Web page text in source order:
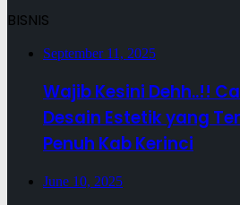
BISNIS
September 11, 2025
Wajib Kesini Dehh..!!
Desain Estetik yang
Penuh Kab Kerinci
June 10, 2025